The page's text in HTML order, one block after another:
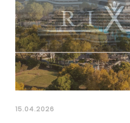
15.04.2026